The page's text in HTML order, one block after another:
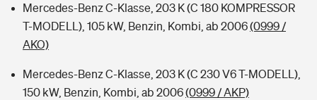
Mercedes-Benz C-Klasse, 203 K (C 180 KOMPRESSOR
T-MODELL), 105 kW, Benzin, Kombi, ab 2006(0999 /
AKO)
Mercedes-Benz C-Klasse, 203 K (C 230 V6 T-MODELL),
150 kW, Benzin, Kombi, ab 2006(0999 / AKP)